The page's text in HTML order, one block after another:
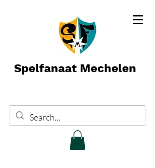
Spelfanaat Mechelen